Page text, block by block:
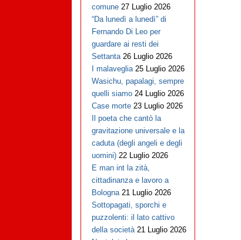
comune 27 Luglio 2026
“Da lunedì a lunedì” di
Fernando Di Leo per
guardare ai resti dei
Settanta 26 Luglio 2026
I malaveglia 25 Luglio 2026
Wasichu, papalagi, sempre
quelli siamo 24 Luglio 2026
Case morte 23 Luglio 2026
Il poeta che cantò la
gravitazione universale e la
caduta (degli angeli e degli
uomini) 22 Luglio 2026
E man int la zità,
cittadinanza e lavoro a
Bologna 21 Luglio 2026
Sottopagati, sporchi e
puzzolenti: il lato cattivo
della società 21 Luglio 2026